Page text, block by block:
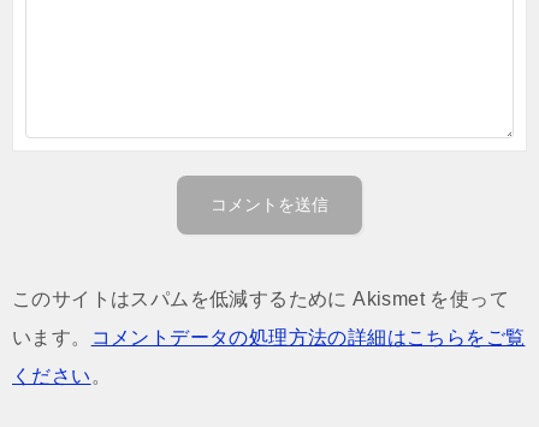
このサイトはスパムを低減するために Akismet を使って
います。
コメントデータの処理方法の詳細はこちらをご覧
ください 。